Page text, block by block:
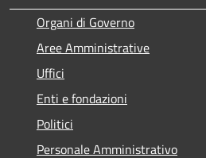
Organi di Governo
Aree Amministrative
Uffici
Enti e fondazioni
Politici
Personale Amministrativo